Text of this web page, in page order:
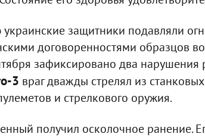
украинские защитники подавляли
договоренностями образцов
зафиксировано два
3 враг дважды стрелял из
и стрелкового оружия.
получил осколочное ранение.